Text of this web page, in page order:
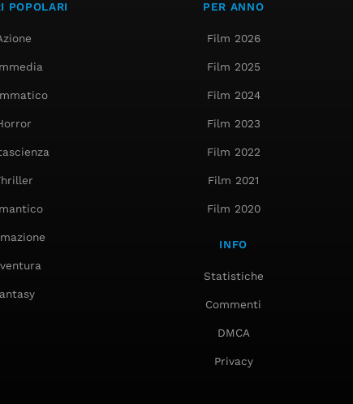
POPOLARI PER ANNO
Film 2026
Film 2025
Film 2024
Film 2023
Film 2022
Film 2021
Film 2020
INFO
Statistiche
Commenti
DMCA
Privacy